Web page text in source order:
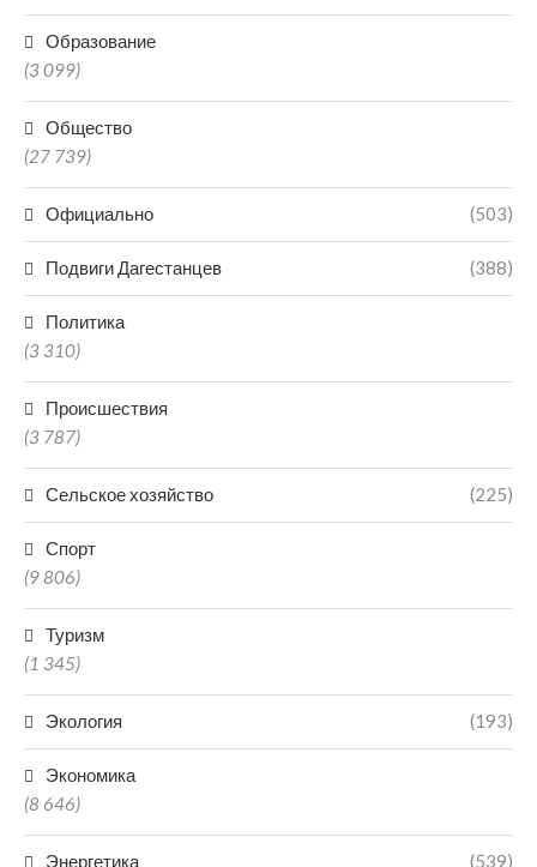
Образование
(3 099)
Общество
(27 739)
Официально (503)
Подвиги Дагестанцев (388)
Политика
(3 310)
Происшествия
(3 787)
Сельское хозяйство (225)
Спорт
(9 806)
Туризм
(1 345)
Экология (193)
Экономика
(8 646)
Энергетика (539)